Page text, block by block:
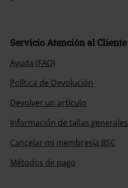
Servicio Atención al Cliente
Ayuda (FAQ)
Política de Devolución
Devolver un artículo
Información de tallas generales
Cancelar mi membresía BSC
Métodos de pago